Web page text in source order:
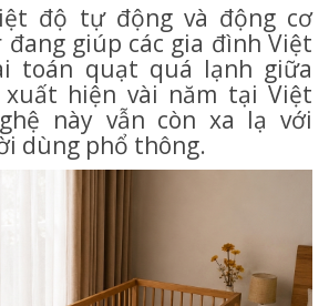
độ tự động và động cơ
đang giúp các gia đình Việt
toán quạt quá lạnh giữa
hiện vài năm tại Việt
này vẫn còn xa lạ với
dùng phổ thông.